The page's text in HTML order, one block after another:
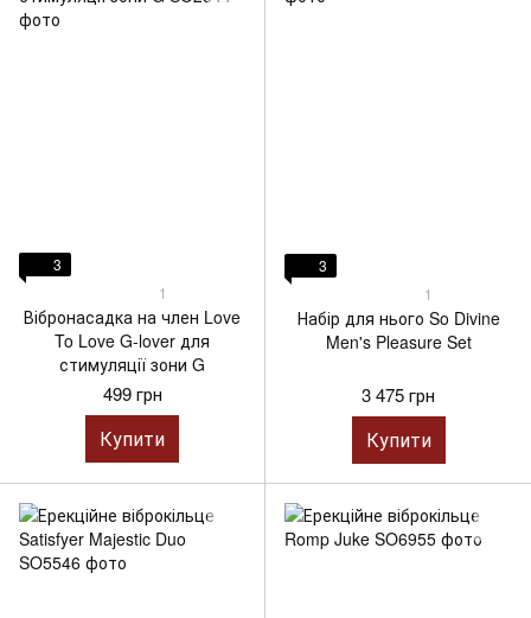
3
1
Вібронасадка на член Love
To Love G-lover для
стимуляції зони G
499 грн
Купити
3
1
Набір для нього So Divine
Men's Pleasure Set
3 475 грн
Купити